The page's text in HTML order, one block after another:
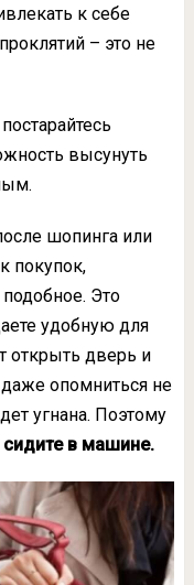
к себе
– это не
высунуть
шопинга или
покупок,
Это
удобную для
открыть дверь и
опомниться не
угнана. Поэтому
сидите в машине.